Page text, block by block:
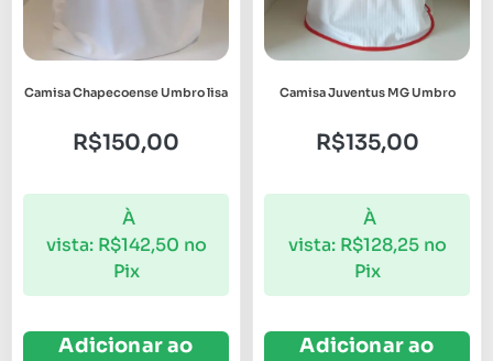
Camisa Chapecoense Umbro lisa
R$150,00
À
vista: R$142,50 no
Pix
Adicionar ao
Camisa Juventus MG Umbro
R$135,00
À
vista: R$128,25 no
Pix
Adicionar ao